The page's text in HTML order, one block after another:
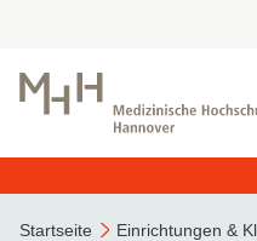
Startseite Einrichtungen &